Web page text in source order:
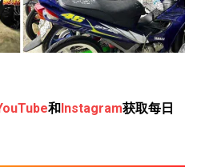
和Instagram获取每日